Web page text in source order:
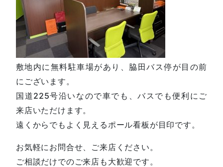
敷地内に無料駐車場があり、脇田バス停が目の前
にございます。
国道225号沿いなので車でも、バスでも便利にご
来店いただけます。
遠くからでもよく見えるポール看板が目印です。
お気軽にお問合せ、ご来店ください。
ご相談だけでのご来店も大歓迎です。